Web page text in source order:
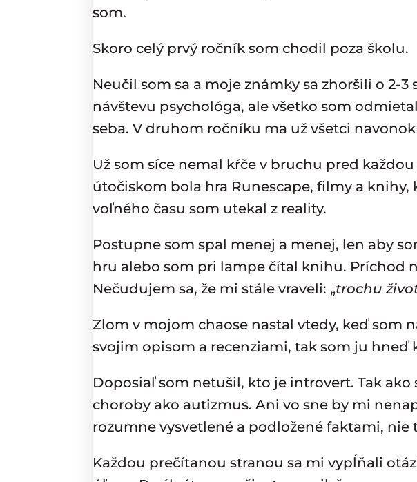
som.
Skoro celý prvý ročník som chodil poza školu.
Neučil som sa a moje známky sa zhoršili o 2-
návštevu psychológa, ale všetko som
seba. V druhom ročníku ma už všetci
Už som síce nemal kŕče v bruchu pred
útočiskom bola hra Runescape, filmy a knihy,
voľného času som utekal z reality.
Postupne som spal menej a menej, len aby
hru alebo som pri lampe čítal knihu. Príchod
Nečudujem sa, že mi stále vraveli: „trochu
Zlom v mojom chaose nastal vtedy, keď som
svojim opisom a recenziami, tak som ju
Doposiaľ som netušil, kto je introvert. Tak
choroby ako autizmus. Ani vo sne by mi
rozumne vysvetlené a podložené faktami,
Každou prečítanou stranou sa mi vypĺňali